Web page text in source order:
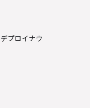
デプロイナウ